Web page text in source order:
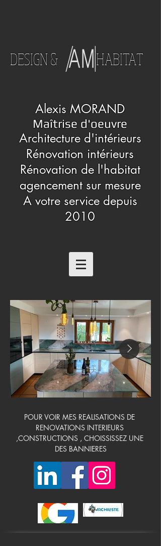
DESIGN & HABITAT
Alexis MORAND
Maîtrise d'oeuvre
Architecture d'intérieurs
Rénovation intérieurs
Rénovation de l'habitat
agencement sur mesure
A votre service depuis
2010
POUR VOIR MES REALISATIONS DE
RENOVATIONS INTERIEURS
,CONSTRUCTIONS , CHOISSISSEZ UNE
DES BANNIERES